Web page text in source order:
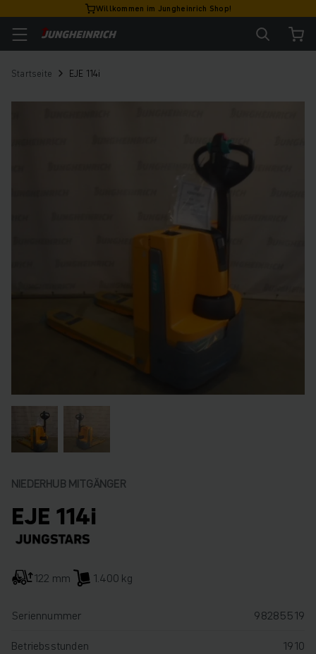
Willkommen im Jungheinrich Shop!
Startseite EJE 114i
NIEDERHUB MITGÄNGER
EJE 114i
122 mm 1.400 kg
Seriennummer
98285519
Betriebsstunden
1910